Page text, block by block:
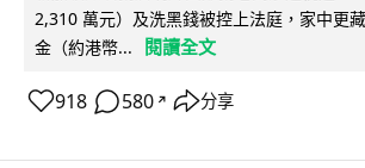
2,310 萬元）及洗黑錢被控上法庭，家中更
金（約港幣...
閱讀全文
918 580 ↗ 分享